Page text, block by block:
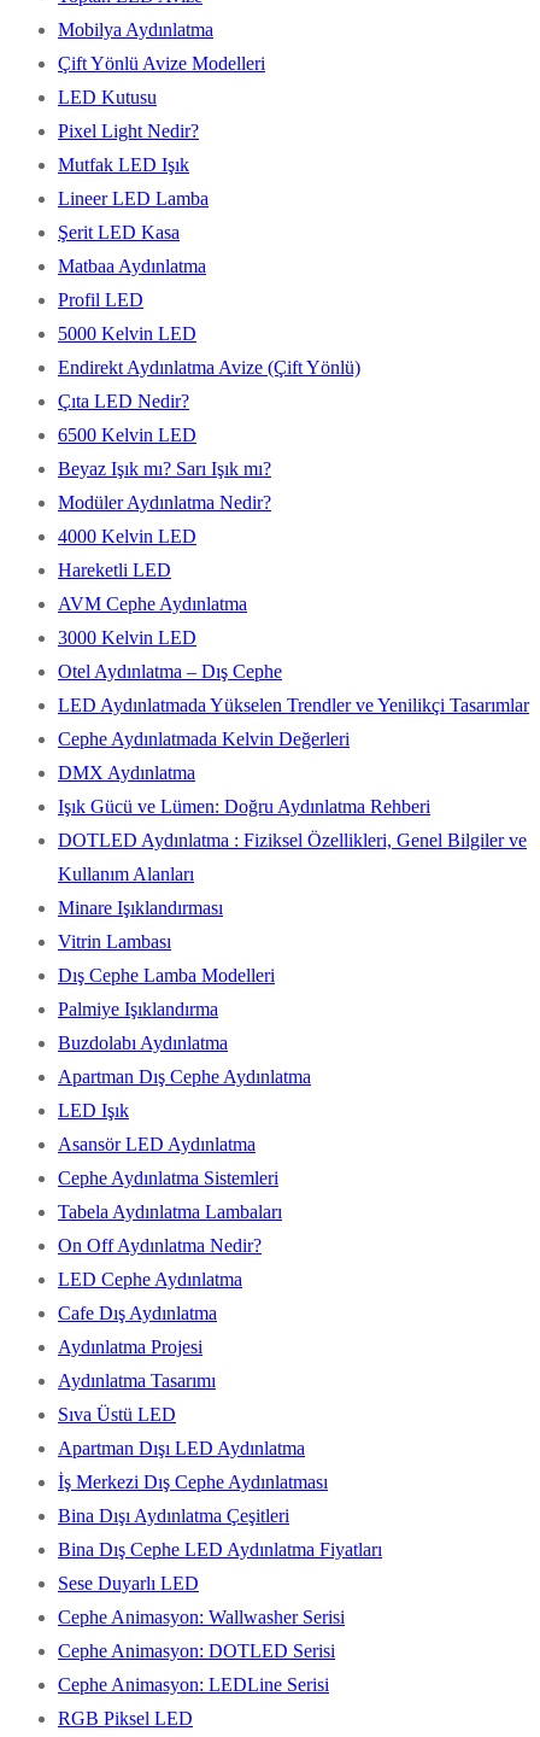
Mobilya Aydınlatma
Çift Yönlü Avize Modelleri
LED Kutusu
Pixel Light Nedir?
Mutfak LED Işık
Lineer LED Lamba
Şerit LED Kasa
Matbaa Aydınlatma
Profil LED
5000 Kelvin LED
Endirekt Aydınlatma Avize (Çift Yönlü)
Çıta LED Nedir?
6500 Kelvin LED
Beyaz Işık mı? Sarı Işık mı?
Modüler Aydınlatma Nedir?
4000 Kelvin LED
Hareketli LED
AVM Cephe Aydınlatma
3000 Kelvin LED
Otel Aydınlatma – Dış Cephe
LED Aydınlatmada Yükselen Trendler ve Yenilikçi Tasarımlar
Cephe Aydınlatmada Kelvin Değerleri
DMX Aydınlatma
Işık Gücü ve Lümen: Doğru Aydınlatma Rehberi
DOTLED Aydınlatma : Fiziksel Özellikleri, Genel Bilgiler ve
Kullanım Alanları
Minare Işıklandırması
Vitrin Lambası
Dış Cephe Lamba Modelleri
Palmiye Işıklandırma
Buzdolabı Aydınlatma
Apartman Dış Cephe Aydınlatma
LED Işık
Asansör LED Aydınlatma
Cephe Aydınlatma Sistemleri
Tabela Aydınlatma Lambaları
On Off Aydınlatma Nedir?
LED Cephe Aydınlatma
Cafe Dış Aydınlatma
Aydınlatma Projesi
Aydınlatma Tasarımı
Sıva Üstü LED
Apartman Dışı LED Aydınlatma
İş Merkezi Dış Cephe Aydınlatması
Bina Dışı Aydınlatma Çeşitleri
Bina Dış Cephe LED Aydınlatma Fiyatları
Sese Duyarlı LED
Cephe Animasyon: Wallwasher Serisi
Cephe Animasyon: DOTLED Serisi
Cephe Animasyon: LEDLine Serisi
RGB Piksel LED